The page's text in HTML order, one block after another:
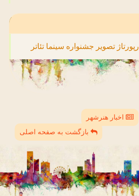
رپورتاژ تصویر جشنواره سینما تئاتر
اخبار هنرشهر
بازگشت به صفحه اصلی